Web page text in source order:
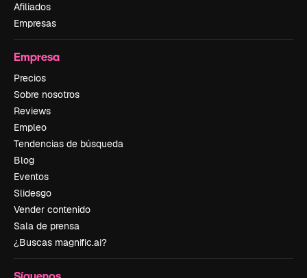
Afiliados
Empresas
Empresa
Precios
Sobre nosotros
Reviews
Empleo
Tendencias de búsqueda
Blog
Eventos
Slidesgo
Vender contenido
Sala de prensa
¿Buscas magnific.ai?